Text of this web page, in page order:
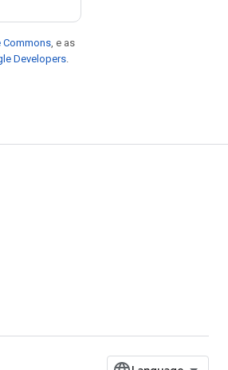
Commons , e as
Developers